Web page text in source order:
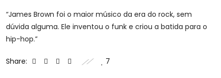
“James Brown foi o maior músico da era do rock, sem
dúvida alguma. Ele inventou o funk e criou a batida para o
hip-hop.”
Share: 7